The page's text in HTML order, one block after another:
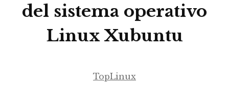
del sistema operativo
Linux Xubuntu
TopLinux